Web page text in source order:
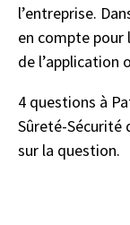
l’entreprise.
en compte pour
de l’application
4 questions à
Sûreté-Sécurité
sur la question.